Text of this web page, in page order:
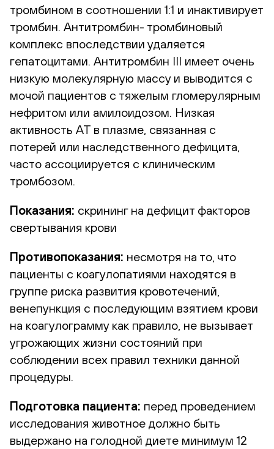
тромбином в соотношении 1:1 и инактивирует
тромбин. Aнтитромбин- тромбиновый
комплекс впоследствии удаляется
гепатоцитами. Антитромбин III имеет очень
низкую молекулярную массу и выводится с
мочой пациентов с тяжелым гломерулярным
нефритом или амилоидозом. Низкая
активность AT в плазме, связанная с
потерей или наследственного дефицита,
часто ассоциируется с клиническим
тромбозом.
Показания: скрининг на дефицит факторов
свертывания крови
Противопоказания: несмотря на то, что
пациенты с коагулопатиями находятся в
группе риска развития кровотечений,
венепункция с последующим взятием крови
на коагулограмму как правило, не вызывает
угрожающих жизни состояний при
соблюдении всех правил техники данной
процедуры.
Подготовка пациента: перед проведением
исследования животное должно быть
выдержано на голодной диете минимум 12